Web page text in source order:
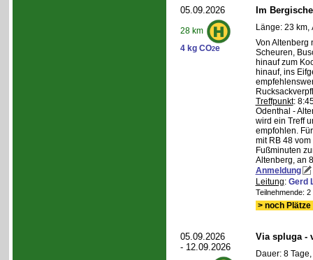
05.09.2026
28 km
4 kg CO2e
Im
Länge: 23 km,
Von Altenberg
Scheuren,
hinauf zum
hinauf, ins
Treffpunkt:
Odenthal -
wird ein Treff
empfohlen.
mit RB 48
Fußminuten
Altenberg, an
Anmeldung
Leitung: Gerd
Teilnehmende:
> noch
05.09.2026
- 12.09.2026
Via spluga -
Dauer: 8